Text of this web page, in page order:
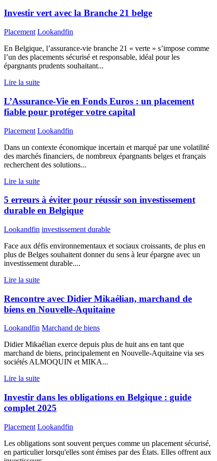
Investir vert avec la Branche 21 belge
Placement Lookandfin
En Belgique, l’assurance-vie branche 21 « verte » s’impose comme
l’un des placements sécurisé et responsable, idéal pour les
épargnants prudents souhaitant...
Lire la suite
L’Assurance-Vie en Fonds Euros : un placement
fiable pour protéger votre capital
Placement Lookandfin
Dans un contexte économique incertain et marqué par une volatilité
des marchés financiers, de nombreux épargnants belges et français
recherchent des solutions...
Lire la suite
5 erreurs à éviter pour réussir son investissement
durable en Belgique
Lookandfin investissement durable
Face aux défis environnementaux et sociaux croissants, de plus en
plus de Belges souhaitent donner du sens à leur épargne avec un
investissement durable....
Lire la suite
Rencontre avec Didier Mikaélian, marchand de
biens en Nouvelle-Aquitaine
Lookandfin Marchand de biens
Didier Mikaélian exerce depuis plus de huit ans en tant que
marchand de biens, principalement en Nouvelle-Aquitaine via ses
sociétés ALMOQUIN et MIKA...
Lire la suite
Investir dans les obligations en Belgique : guide
complet 2025
Placement Lookandfin
Les obligations sont souvent perçues comme un placement sécurisé,
en particulier lorsqu'elles sont émises par des États. Elles offrent aux